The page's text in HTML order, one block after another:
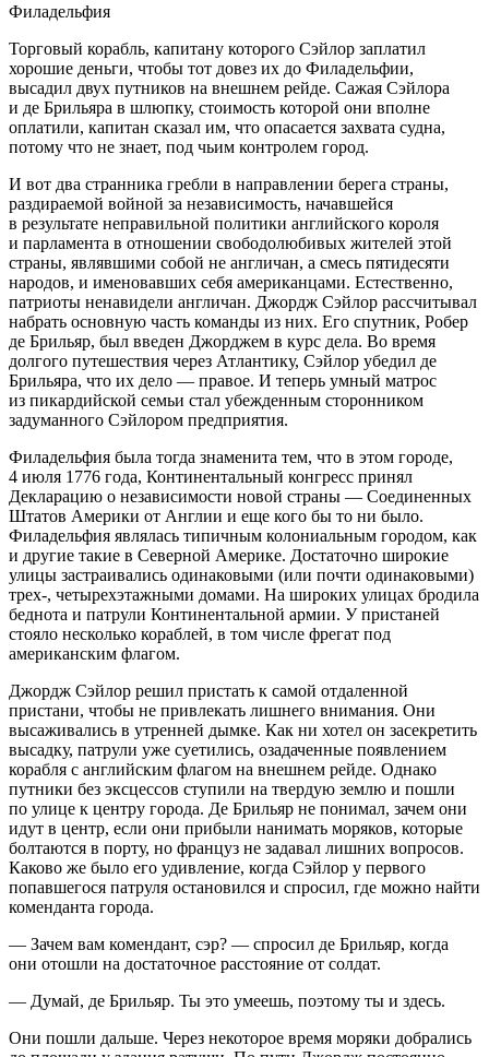
Филадельфия
Торговый корабль, капитану которого Сэйлор заплатил
хорошие деньги, чтобы тот довез их до Филадельфии,
высадил двух путников на внешнем рейде. Сажая Сэйлора
и де Брильяра в шлюпку, стоимость которой они вполне
оплатили, капитан сказал им, что опасается захвата судна,
потому что не знает, под чьим контролем город.
И вот два странника гребли в направлении берега страны,
раздираемой войной за независимость, начавшейся
в результате неправильной политики английского короля
и парламента в отношении свободолюбивых жителей этой
страны, являвшими собой не англичан, а смесь пятидесяти
народов, и именовавших себя американцами. Естественно,
патриоты ненавидели англичан. Джордж Сэйлор рассчитывал
набрать основную часть команды из них. Его спутник, Робер
де Брильяр, был введен Джорджем в курс дела. Во время
долгого путешествия через Атлантику, Сэйлор убедил де
Брильяра, что их дело — правое. И теперь умный матрос
из пикардийской семьи стал убежденным сторонником
задуманного Сэйлором предприятия.
Филадельфия была тогда знаменита тем, что в этом городе,
4 июля 1776 года, Континентальный конгресс принял
Декларацию о независимости новой страны — Соединенных
Штатов Америки от Англии и еще кого бы то ни было.
Филадельфия являлась типичным колониальным городом, как
и другие такие в Северной Америке. Достаточно широкие
улицы застраивались одинаковыми (или почти одинаковыми)
трех-, четырехэтажными домами. На широких улицах бродила
беднота и патрули Континентальной армии. У пристаней
стояло несколько кораблей, в том числе фрегат под
американским флагом.
Джордж Сэйлор решил пристать к самой отдаленной
пристани, чтобы не привлекать лишнего внимания. Они
высаживались в утренней дымке. Как ни хотел он засекретить
высадку, патрули уже суетились, озадаченные появлением
корабля с английским флагом на внешнем рейде. Однако
путники без эксцессов ступили на твердую землю и пошли
по улице к центру города. Де Брильяр не понимал, зачем они
идут в центр, если они прибыли нанимать моряков, которые
болтаются в порту, но француз не задавал лишних вопросов.
Каково же было его удивление, когда Сэйлор у первого
попавшегося патруля остановился и спросил, где можно найти
коменданта города.
— Зачем вам комендант, сэр? — спросил де Брильяр, когда
они отошли на достаточное расстояние от солдат.
— Думай, де Брильяр. Ты это умеешь, поэтому ты и здесь.
Они пошли дальше. Через некоторое время моряки добрались